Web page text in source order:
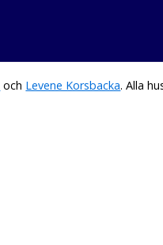
och Levene Korsbacka. Alla